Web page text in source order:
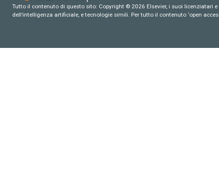
Tutto il contenuto di questo sito: Copyright © 2026 Elsevier, i suoi
dell’intelligenza artificiale, e tecnologie simili. Per tutto il contenuto ‘open